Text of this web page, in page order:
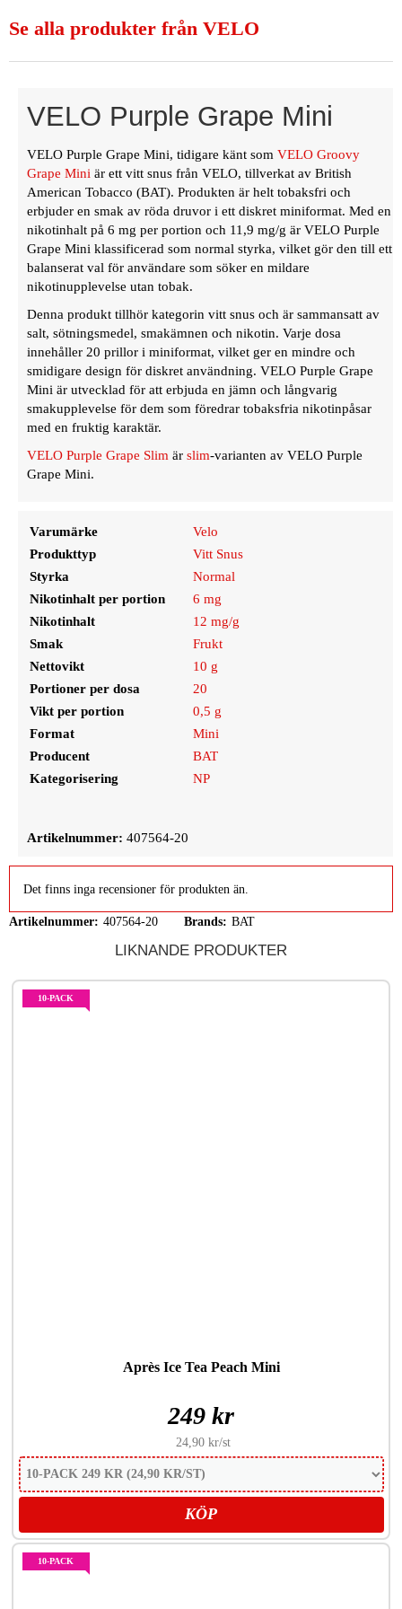
Se alla produkter från VELO
VELO Purple Grape Mini
VELO Purple Grape Mini, tidigare känt som VELO Groovy
Grape Mini är ett vitt snus från VELO, tillverkat av British
American Tobacco (BAT). Produkten är helt tobaksfri och
erbjuder en smak av röda druvor i ett diskret miniformat. Med en
nikotinhalt på 6 mg per portion och 11,9 mg/g är VELO Purple
Grape Mini klassificerad som normal styrka, vilket gör den till ett
balanserat val för användare som söker en mildare
nikotinupplevelse utan tobak.
Denna produkt tillhör kategorin vitt snus och är sammansatt av
salt, sötningsmedel, smakämnen och nikotin. Varje dosa
innehåller 20 prillor i miniformat, vilket ger en mindre och
smidigare design för diskret användning. VELO Purple Grape
Mini är utvecklad för att erbjuda en jämn och långvarig
smakupplevelse för dem som föredrar tobaksfria nikotinpåsar
med en fruktig karaktär.
VELO Purple Grape Slim är slim-varianten av VELO Purple
Grape Mini.
Varumärke
Velo
Produkttyp
Vitt Snus
Styrka
Normal
Nikotinhalt per portion
6 mg
Nikotinhalt
12 mg/g
Smak
Frukt
Nettovikt
10 g
Portioner per dosa
20
Vikt per portion
0,5 g
Format
Mini
Producent
BAT
Kategorisering
NP
Artikelnummer: 407564-20
Det finns inga recensioner för produkten än.
Artikelnummer: 407564-20 Brands: BAT
LIKNANDE PRODUKTER
10-PACK
Après Ice Tea Peach Mini
249 kr
24,90 kr/st
KÖP
10-PACK